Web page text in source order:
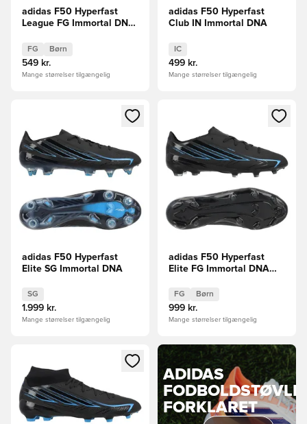
adidas F50 Hyperfast
League FG Immortal DNA
FG Børn
549 kr.
Mange størrelser tilgængelig
adidas F50 Hyperfast
Club IN Immortal DNA
IC
499 kr.
Mange størrelser tilgængelig
Åbner en Modal til at logge ind eller tilmelde dig som
adidas F50 Hyperfast
Elite SG Immortal DNA
SG
1.999 kr.
Mange størrelser tilgængelig
Åbner en Modal til at logge
adidas F50 Hyperfast
Elite FG Immortal DNA
FG Børn
999 kr.
Mange størrelser tilgængelig
Åbner en Modal til at logge ind eller tilmelde dig som
ADIDAS
FORKLARET